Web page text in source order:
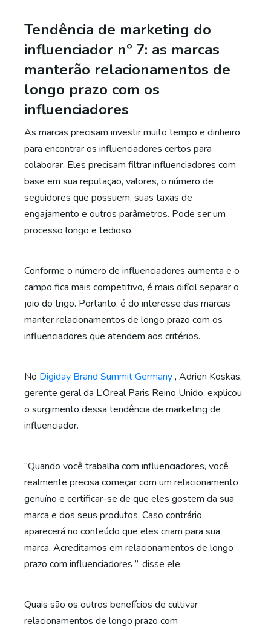
Tendência de marketing do
influenciador nº 7: as marcas
manterão relacionamentos de
longo prazo com os
influenciadores
As marcas precisam investir muito tempo e dinheiro
para encontrar os influenciadores certos para
colaborar. Eles precisam filtrar influenciadores com
base em sua reputação, valores, o número de
seguidores que possuem, suas taxas de
engajamento e outros parâmetros. Pode ser um
processo longo e tedioso.
Conforme o número de influenciadores aumenta e o
campo fica mais competitivo, é mais difícil separar o
joio do trigo. Portanto, é do interesse das marcas
manter relacionamentos de longo prazo com os
influenciadores que atendem aos critérios.
No Digiday Brand Summit Germany, Adrien Koskas,
gerente geral da L’Oreal Paris Reino Unido, explicou
o surgimento dessa tendência de marketing de
influenciador.
“Quando você trabalha com influenciadores, você
realmente precisa começar com um relacionamento
genuíno e certificar-se de que eles gostem da sua
marca e dos seus produtos. Caso contrário,
aparecerá no conteúdo que eles criam para sua
marca. Acreditamos em relacionamentos de longo
prazo com influenciadores ”, disse ele.
Quais são os outros benefícios de cultivar
relacionamentos de longo prazo com